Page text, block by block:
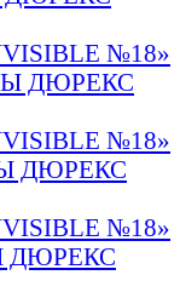
№18»
ДЮРЕКС
№18»
ДЮРЕКС
№18»
ДЮРЕКС